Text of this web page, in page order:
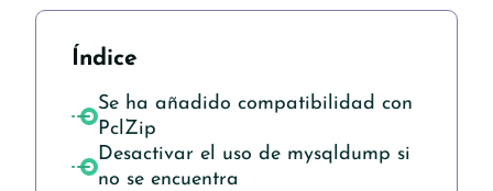
Índice
Se ha añadido compatibilidad con
PclZip
Desactivar el uso de mysqldump si
no se encuentra